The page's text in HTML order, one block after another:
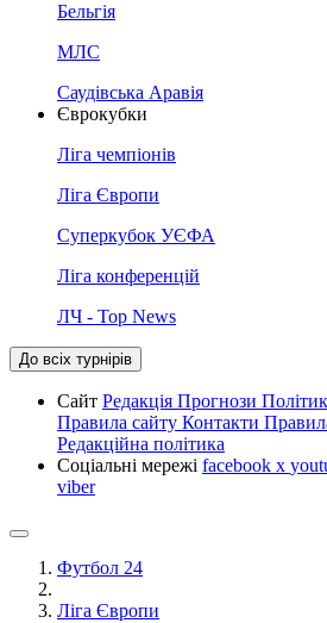
Бельгія
МЛС
Саудівська Аравія
Єврокубки
Ліга чемпіонів
Ліга Європи
Суперкубок УЄФА
Ліга конференцій
ЛЧ - Top News
До всіх турнірів
Сайт Редакція Прогнози
Правила сайту Контакти
Редакційна політика
Соціальні мережі facebook x
viber
Футбол 24
Ліга Європи